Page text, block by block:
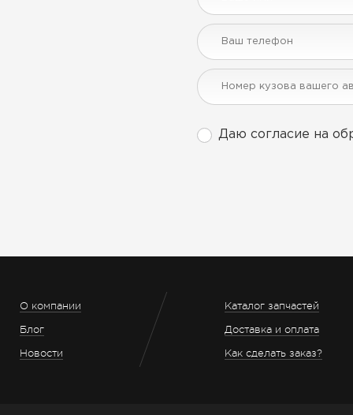
Даю согласие на
О компании
Блог
Новости
Каталог запчастей
Доставка и оплата
Как сделать заказ?